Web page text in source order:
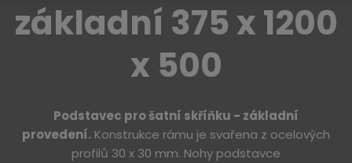
základní 375 x 1200
x 500
Podstavec pro šatní skříňku - základní
provedení. Konstrukce rámu je svařena z ocelových
profilů 30 x 30 mm. Nohy podstavce